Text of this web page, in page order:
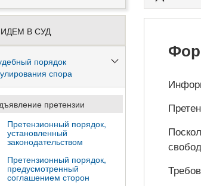
В СУД
порядок
спора
претензии
Претензионный порядок,
установленный
законодательством
Претензионный порядок,
предусмотренный
соглашением сторон